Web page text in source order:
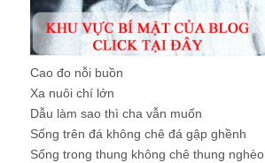
Cao đo nỗi buồn
Xa nuôi chí lớn
Dẫu làm sao thì cha vẫn muốn
Sống trên đá không chê đá gập ghềnh
Sống trong thung không chê thung nghèo